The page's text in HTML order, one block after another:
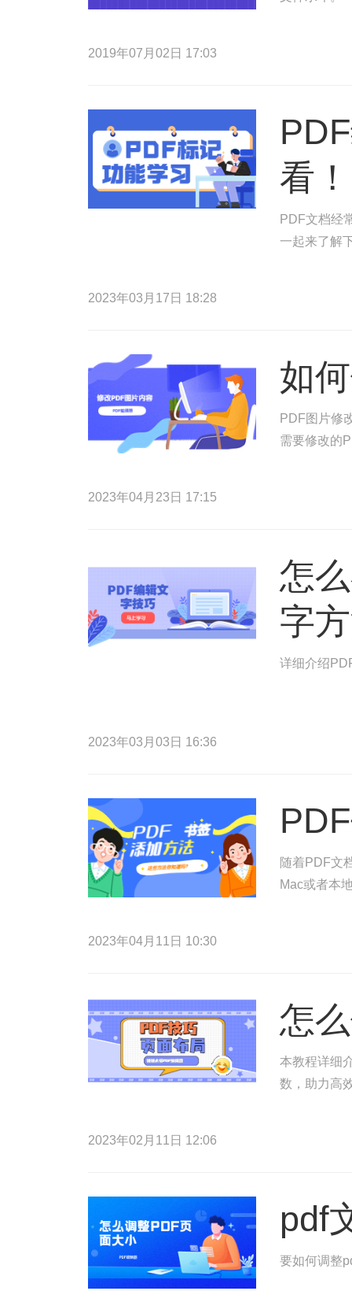
2019年07月02日 17:03
看！
PDF文档经
一起来了解
2023年03月17日 18:28
如
PDF图片修
需要修改的
2023年04月23日 17:15
怎
字
详细介绍
2023年03月03日 16:36
随着PDF文
Mac或者本
2023年04月11日 10:30
怎
本教程详细
数，助力高
2023年02月11日 12:06
pdf
要如何调整